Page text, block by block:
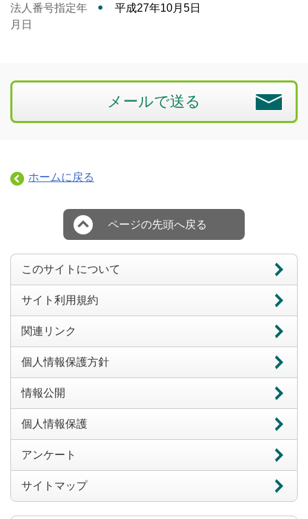
法人番号指定年
月日
平成27年10月5日
メールで送る
ホームに戻る
ページの先頭へ戻る
このサイトについて
サイト利用規約
関連リンク
個人情報保護方針
情報公開
個人情報保護
アンケート
サイトマップ